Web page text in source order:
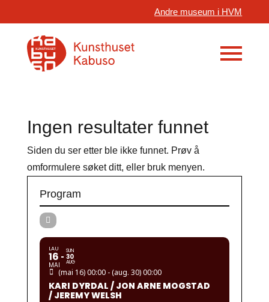
Andre museum i HVM
Ingen resultater funnet
Siden du ser etter ble ikke funnet. Prøv å
omformulere søket ditt, eller bruk menyen.
Program
LAU
16
MAI
SUN
30
AUG
(mai 16) 00:00 - (aug. 30) 00:00
KARI DYRDAL / JON ARNE MOGSTAD
/ JEREMY WELSH